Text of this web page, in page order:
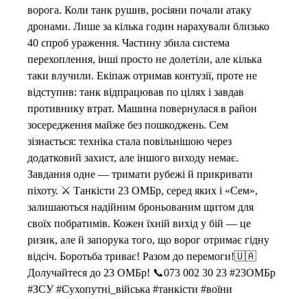
ворога. Коли танк рушив, росіяни почали атаку
дронами. Лише за кілька годин нарахували близько
40 спроб ураження. Частину збила система
перехоплення, інші просто не долетіли, але кілька
таки влучили. Екіпаж отримав контузії, проте не
відступив: танк відпрацював по цілях і завдав
противнику втрат. Машина повернулася в район
зосередження майже без пошкоджень. Сем
зізнається: техніка стала повільнішою через
додатковий захист, але іншого виходу немає.
Завдання одне — тримати рубежі й прикривати
піхоту. ⚔️ Танкісти 23 ОМБр, серед яких і «Сем»,
залишаються надійним броньованим щитом для
своїх побратимів. Кожен їхній вихід у бій — це
ризик, але й запорука того, що ворог отримає гідну
відсіч. Боротьба триває! Разом до перемоги!🇺🇦
Долучайтеся до 23 ОМБр! 📞073 002 30 23 #23ОМБр
#ЗСУ #Сухопутні_війська #танкісти #воїни